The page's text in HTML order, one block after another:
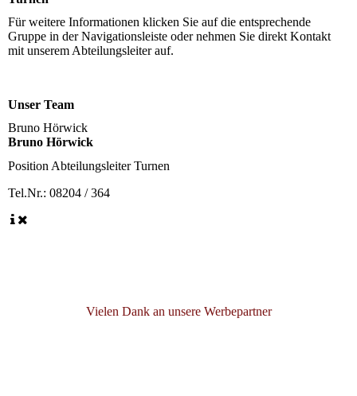
Für weitere Informationen klicken Sie auf die entsprechende
Gruppe in der Navigationsleiste oder nehmen Sie direkt Kontakt
mit unserem Abteilungsleiter auf.
Unser Team
Bruno Hörwick
Bruno Hörwick
Position Abteilungsleiter Turnen
Tel.Nr.: 08204 / 364
Vielen Dank an unsere Werbepartner